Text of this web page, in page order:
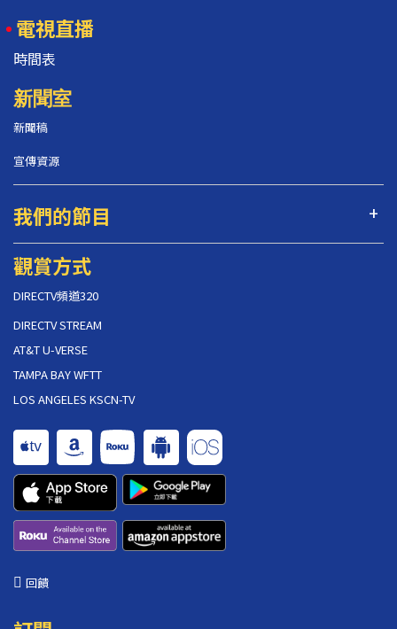
電視直播
時間表
新聞室
新聞稿
宣傳資源
我們的節目
觀賞方式
DIRECTV頻道320
DIRECTV STREAM
AT&T U-VERSE
TAMPA BAY WFTT
LOS ANGELES KSCN-TV
回饋